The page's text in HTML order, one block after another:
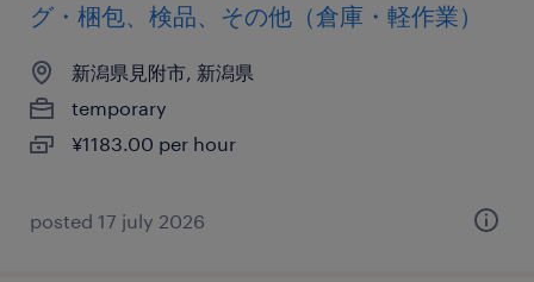
グ・梱包、検品、その他（倉庫・軽作業）
新潟県見附市, 新潟県
temporary
¥1183.00 per hour
posted 17 july 2026